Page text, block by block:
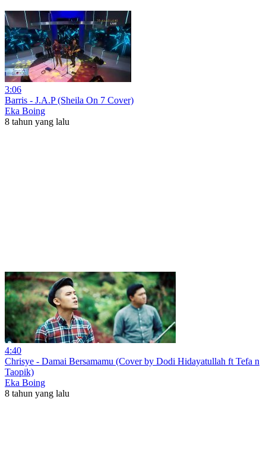
3:06
Barris - J.A.P (Sheila On 7 Cover)
Eka Boing
8 tahun yang lalu
4:40
Chrisye - Damai Bersamamu (Cover by Dodi Hidayatullah ft Tefa n
Taopik)
Eka Boing
8 tahun yang lalu